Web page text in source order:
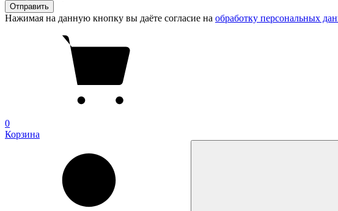
Отправить
Нажимая на данную кнопку вы даёте согласие на обработку персональных
0
Корзина